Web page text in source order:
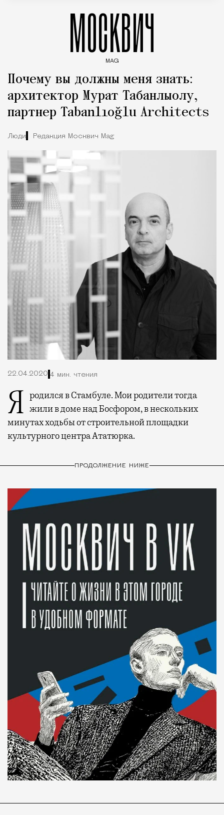
МОСКВИЧ
MAG
Почему вы должны меня знать:
архитектор Мурат Табанлыолу,
партнер Tabanlıoğlu Architects
Люди Редакция Москвич Mag
22.04.2020 4 мин. чтения
Я родился в Стамбуле. Мои родители тогда жили в доме над Босфором, в нескольких
минутах ходьбы от строительной площадки
культурного центра Ататюрка.
ПРОДОЛЖЕНИЕ НИЖЕ